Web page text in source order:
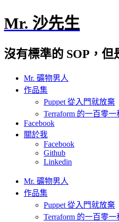
Mr. 沙先生
沒有標準的 SOP，
Mr. 礦物男人
作品集
Puppet 從入門就放棄
Terraform 的一百零
Facebook
關於我
Facebook
Github
Linkedin
Mr. 礦物男人
作品集
Puppet 從入門就放棄
Terraform 的一百零